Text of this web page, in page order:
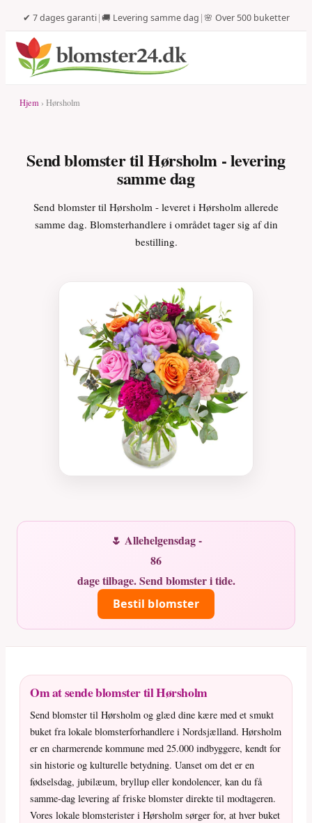
✔ 7 dages garanti|🚚 Levering samme dag |🌸 Over 500 buketter
Hjem › Hørsholm
Send blomster til Hørsholm - levering
samme dag
Send blomster til Hørsholm - leveret i Hørsholm allerede
samme dag. Blomsterhandlere i området tager sig af din
bestilling.
🌷 Allehelgensdag -
86
dage tilbage. Send blomster i tide.
Bestil blomster
Om at sende blomster til Hørsholm
Send blomster til Hørsholm og glæd dine kære med et smukt
buket fra lokale blomsterforhandlere i Nordsjælland. Hørsholm
er en charmerende kommune med 25.000 indbyggere, kendt for
sin historie og kulturelle betydning. Uanset om det er en
fødselsdag, jubilæum, bryllup eller kondolencer, kan du få
samme-dag levering af friske blomster direkte til modtageren.
Vores lokale blomsterister i Hørsholm sørger for, at hver buket